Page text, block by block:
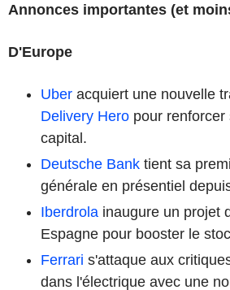
Annonces importantes (et
D'Europe
Uber acquiert une nouvelle
Delivery Hero pour renforcer
capital.
Deutsche Bank tient sa
générale en présentiel
Iberdrola inaugure un projet
Espagne pour booster le
Ferrari s'attaque aux
dans l'électrique avec une